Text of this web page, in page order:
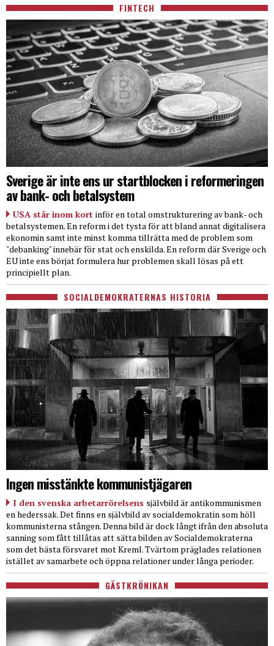
FINTECH
Sverige är inte ens ur startblocken i reformeringen
av bank- och betalsystem
USA står inom kort inför en total omstrukturering av bank- och
betalsystemen. En reform i det tysta för att bland annat digitalisera
ekonomin samt inte minst komma tillrätta med de problem som
"debanking" innebär för stat och enskilda. En reform där Sverige och
EU inte ens börjat formulera hur problemen skall lösas på ett
principiellt plan.
SOCIALDEMOKRATERNAS HISTORIA
Ingen misstänkte kommunistjägaren
I den svenska arbetarrörelsens självbild är antikommunismen
en hederssak. Det finns en självbild av socialdemokratin som höll
kommunisterna stången. Denna bild är dock långt ifrån den absoluta
sanning som fått tillåtas att sätta bilden av Socialdemokraterna
som det bästa försvaret mot Kreml. Tvärtom präglades relationen
istället av samarbete och öppna relationer under långa perioder.
GÄSTKRÖNIKAN